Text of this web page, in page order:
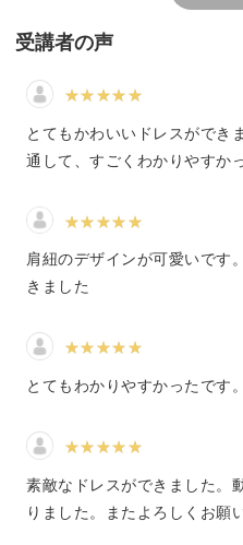
ドレスはカジュアルな服よ
われるかもしれませんが、
ができます。
型紙の裁断方法から丁寧に
さんもご安心ください◎
同じ型紙でも材料や装飾を
第でさまざまなドレスが作れ
受講者の声
とてもかわいいドレスがで
通して、すごくわかりやすか
肩紐のデザインが可愛いです
きました
とてもわかりやすかったです
素敵なドレスができました。
りました。またよろしくお願